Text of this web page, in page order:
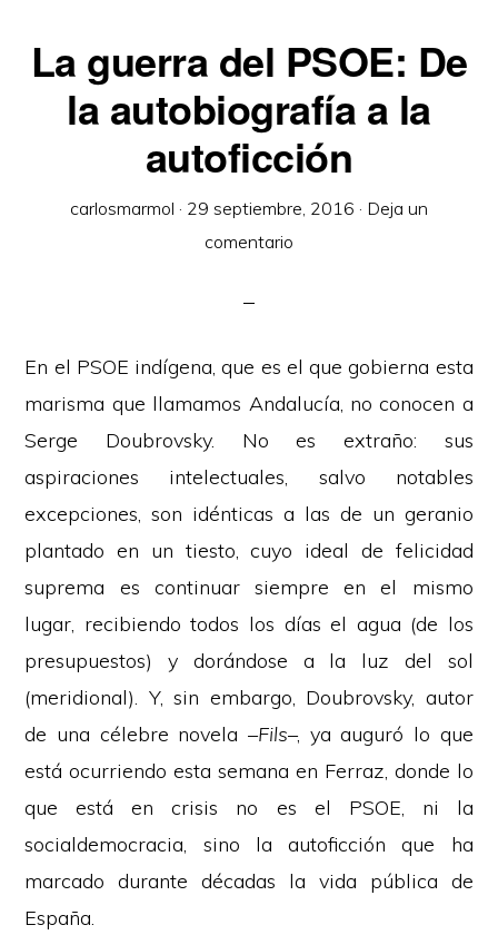
La guerra del PSOE: De
la autobiografía a la
autoficción
carlosmarmol · 29 septiembre, 2016 · Deja un
comentario
En el PSOE indígena, que es el que gobierna esta
marisma que llamamos Andalucía, no conocen a
Serge Doubrovsky. No es extraño: sus
aspiraciones intelectuales, salvo notables
excepciones, son idénticas a las de un geranio
plantado en un tiesto, cuyo ideal de felicidad
suprema es continuar siempre en el mismo
lugar, recibiendo todos los días el agua (de los
presupuestos) y dorándose a la luz del sol
(meridional). Y, sin embargo, Doubrovsky, autor
de una célebre novela –Fils–, ya auguró lo que
está ocurriendo esta semana en Ferraz, donde lo
que está en crisis no es el PSOE, ni la
socialdemocracia, sino la autoficción que ha
marcado durante décadas la vida pública de
España.